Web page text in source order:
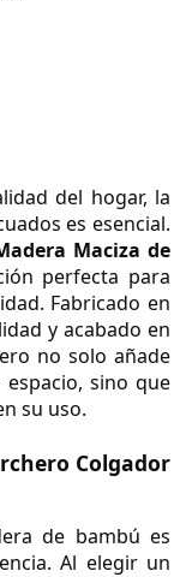
del hogar, la
es esencial.
Maciza de
perfecta para
y acabado en
no solo añade
sino que
su uso.
Colgador
de bambú es
Al elegir un